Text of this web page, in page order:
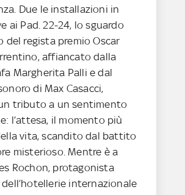
Due le installazioni in
ai Pad. 22-24, lo sguardo
del regista premio Oscar
affiancato dalla
Margherita Palli e dal
di Max Casacci,
tributo a un sentimento
l’attesa, il momento più
vita, scandito dal battito
misterioso. Mentre è a
Rochon, protagonista
internazionale